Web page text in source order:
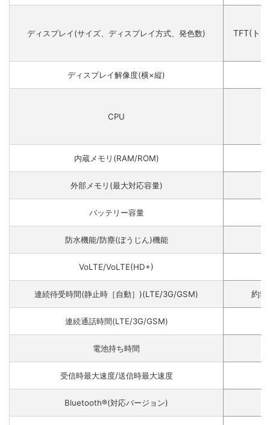
ディスプレイ(サイズ、ディスプレイ方式、発色数) TFT(ト
ディスプレイ解像度(横×縦)
CPU
内蔵メモリ(RAM/ROM)
外部メモリ(最大対応容量)
バッテリー容量
防水機能/防塵(ぼうじん)機能
VoLTE/VoLTE(HD+)
連続待受時間(静止時［自動］)(LTE/3G/GSM) 約
連続通話時間(LTE/3G/GSM)
電池持ち時間
受信時最大速度/送信時最大速度
Bluetooth®(対応バージョン)